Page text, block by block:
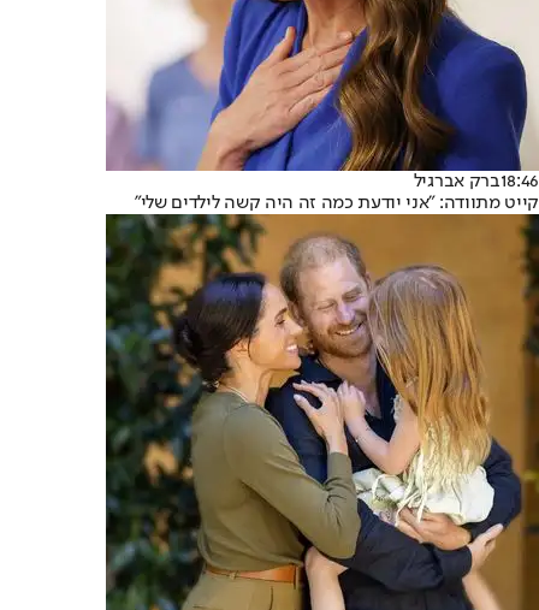
18:46ברק אברגיל
קייט מתוודה: "אני יודעת כמה זה היה קשה לילדים שלי"